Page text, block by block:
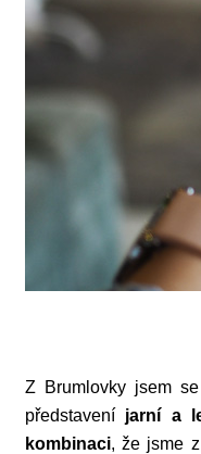
Z Brumlovky jsem
představení jarní a
kombinaci, že jsme